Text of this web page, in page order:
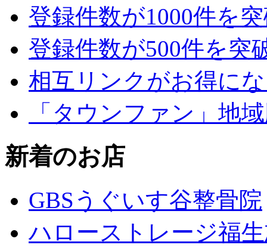
登録件数が1000件を
登録件数が500件を突
相互リンクがお得に
「タウンファン」地
新着のお店
GBSうぐいす谷整骨院
ハローストレージ福